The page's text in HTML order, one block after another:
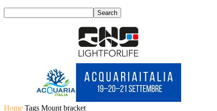
Home Tags Mount bracket